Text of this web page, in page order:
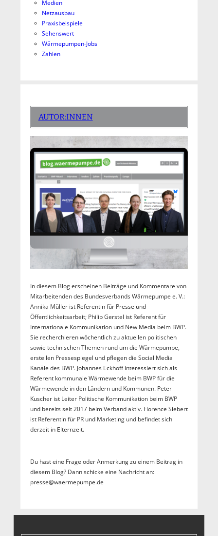
Medien
Netzausbau
Praxisbeispiele
Sehenswert
Wärmepumpen-Jobs
Zahlen
AUTOR:INNEN
In diesem Blog erscheinen Beiträge und Kommentare von
Mitarbeitenden des Bundesverbands Wärmepumpe e. V.:
Annika Müller ist Referentin für Presse und
Öffentlichkeitsarbeit; Philip Gerstel ist Referent für
Internationale Kommunikation und New Media beim BWP.
Sie recherchieren wöchentlich zu aktuellen politischen
sowie technischen Themen rund um die Wärmepumpe,
erstellen Pressespiegel und pflegen die Social Media
Kanäle des BWP. Johannes Eckhoff interessiert sich als
Referent kommunale Wärmewende beim BWP für die
Wärmewende in den Ländern und Kommunen. Peter
Kuscher ist Leiter Politische Kommunikation beim BWP
und bereits seit 2017 beim Verband aktiv. Florence Siebert
ist Referentin für PR und Marketing und befindet sich
derzeit in Elternzeit.
Du hast eine Frage oder Anmerkung zu einem Beitrag in
diesem Blog? Dann schicke eine Nachricht an:
presse@waermepumpe.de